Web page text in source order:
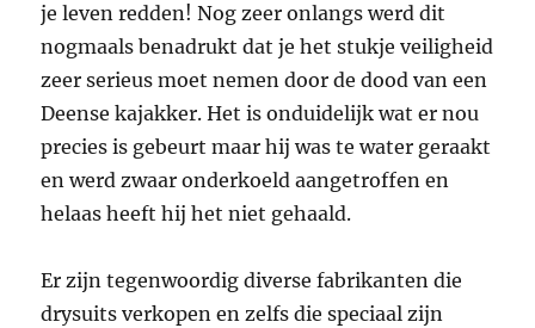
je leven redden! Nog zeer onlangs werd dit
nogmaals benadrukt dat je het stukje veiligheid
zeer serieus moet nemen door de dood van een
Deense kajakker. Het is onduidelijk wat er nou
precies is gebeurt maar hij was te water geraakt
en werd zwaar onderkoeld aangetroffen en
helaas heeft hij het niet gehaald.
Er zijn tegenwoordig diverse fabrikanten die
drysuits verkopen en zelfs die speciaal zijn